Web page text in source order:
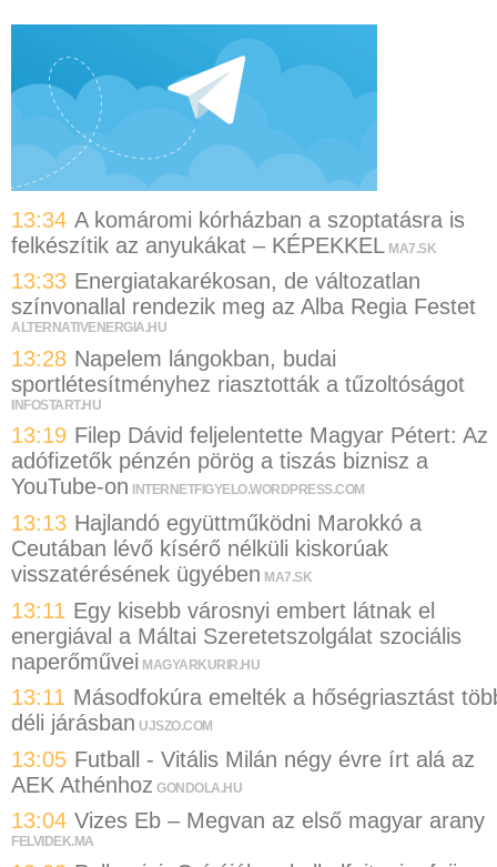
13:34 A komáromi kórházban a szoptatásra is
felkészítik az anyukákat – KÉPEKKEL MA7.SK
13:33 Energiatakarékosan, de változatlan
színvonallal rendezik meg az Alba Regia Festet
ALTERNATIVENERGIA.HU
13:28 Napelem lángokban, budai
sportlétesítményhez riasztották a tűzoltóságot
INFOSTART.HU
13:19 Filep Dávid feljelentette Magyar Pétert: Az
adófizetők pénzén pörög a tiszás biznisz a
YouTube-on
INTERNETFIGYELO.WORDPRESS.COM
13:13 Hajlandó együttműködni Marokkó a
Ceutában lévő kísérő nélküli kiskorúak
visszatérésének ügyében MA7.SK
13:11 Egy kisebb városnyi embert látnak el
energiával a Máltai Szeretetszolgálat szociális
naperőművei MAGYARKURIR.HU
13:11 Másodfokúra emelték a hőségriasztást
déli járásban UJSZO.COM
13:05 Futball - Vitális Milán négy évre írt alá az
AEK Athénhoz GONDOLA.HU
13:04 Vizes Eb – Megvan az első magyar arany
FELVIDEK.MA